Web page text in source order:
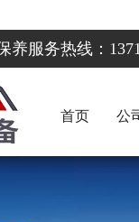
服务热线：
首页 公